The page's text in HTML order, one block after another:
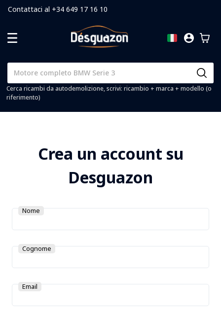
Contattaci al +34 649 17 16 10
Cerca ricambi da autodemolizione, scrivi: ricambio + marca + modello (o
riferimento)
Crea un account su
Desguazon
Nome
Cognome
Email